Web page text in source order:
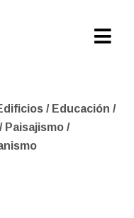
/ Educación /
/ Paisajismo /